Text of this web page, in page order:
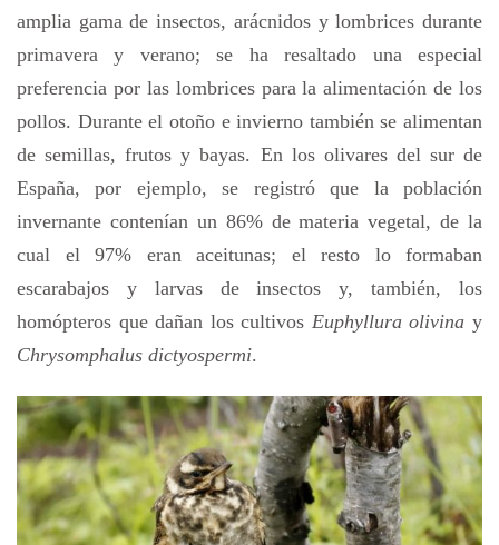
amplia gama de insectos, arácnidos y lombrices durante
primavera y verano; se ha resaltado una especial
preferencia por las lombrices para la alimentación de los
pollos. Durante el otoño e invierno también se alimentan
de semillas, frutos y bayas. En los olivares del sur de
España, por ejemplo, se registró que la población
invernante contenían un 86% de materia vegetal, de la
cual el 97% eran aceitunas; el resto lo formaban
escarabajos y larvas de insectos y, también, los
homópteros que dañan los cultivos Euphyllura olivina y
Chrysomphalus dictyospermi.